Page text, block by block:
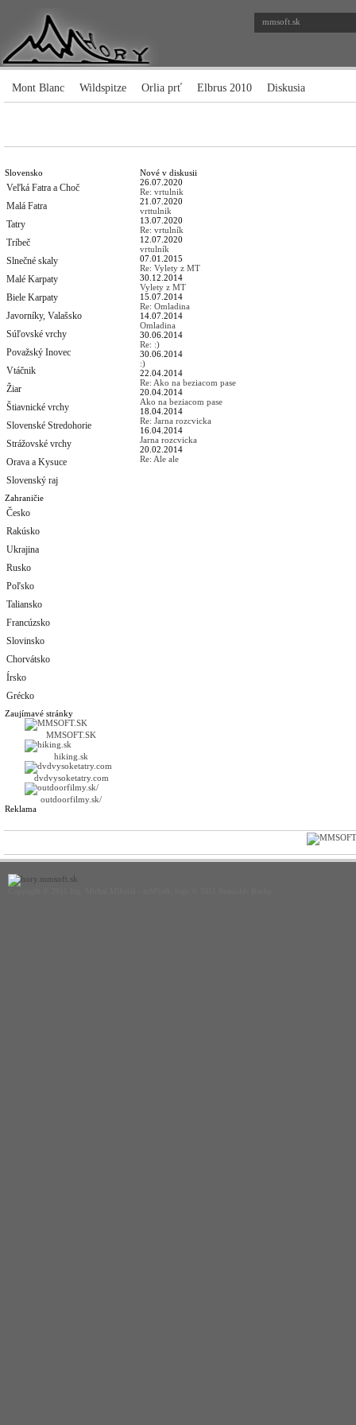
mmsoft.sk
Mont Blanc Wildspitze Orlia prť Elbrus 2010 Diskusia
Slovensko
Veľká Fatra a Choč
Malá Fatra
Tatry
Tríbeč
Slnečné skaly
Malé Karpaty
Biele Karpaty
Javorníky, Valašsko
Súľovské vrchy
Považský Inovec
Vtáčnik
Žiar
Štiavnické vrchy
Slovenské Stredohorie
Strážovské vrchy
Orava a Kysuce
Slovenský raj
Zahraničie
Česko
Rakúsko
Ukrajina
Rusko
Poľsko
Taliansko
Francúzsko
Slovinsko
Chorvátsko
Írsko
Grécko
Zaujímavé stránky
MMSOFT.SK
hiking.sk
dvdvysoketatry.com
outdoorfilmy.sk/
Reklama
Nové v diskusii
26.07.2020
Re: vrtulnik
21.07.2020
vrttulnik
13.07.2020
Re: vrtulník
12.07.2020
vrtulník
07.01.2015
Re: Vylety z MT
30.12.2014
Vylety z MT
15.07.2014
Re: Omladina
14.07.2014
Omladina
30.06.2014
Re: :)
30.06.2014
:)
22.04.2014
Re: Ako na beziacom pase
20.04.2014
Ako na beziacom pase
18.04.2014
Re: Jarna rozcvicka
16.04.2014
Jarna rozcvicka
20.02.2014
Re: Ale ale